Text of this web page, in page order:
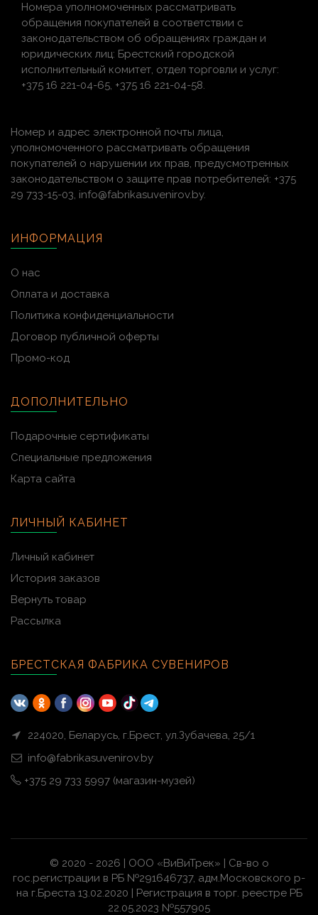
Номера уполномоченных рассматривать
обращения покупателей в соответствии с
законодательством об обращениях граждан и
юридических лиц: Брестский городской
исполнительный комитет, отдел торговли и услуг:
+375 16 221-04-65, +375 16 221-04-58.
Номер и адрес электронной почты лица,
уполномоченного рассматривать обращения
покупателей о нарушении их прав, предусмотренных
законодательством о защите прав потребителей: +375
29 733-15-03, info@fabrikasuvenirov.by.
ИНФОРМАЦИЯ
О нас
Оплата и доставка
Политика конфиденциальности
Договор публичной оферты
Промо-код
ДОПОЛНИТЕЛЬНО
Подарочные сертификаты
Специальные предложения
Карта сайта
ЛИЧНЫЙ КАБИНЕТ
Личный кабинет
История заказов
Вернуть товар
Рассылка
БРЕСТСКАЯ ФАБРИКА СУВЕНИРОВ
224020, Беларусь, г.Брест, ул.Зубачева, 25/1
info@fabrikasuvenirov.by
+375 29 733 5997 (магазин-музей)
© 2020 - 2026 | ООО «ВиВиТрек» | Св-во о
гос.регистрации в РБ №291646737, адм.Московского р-
на г.Бреста 13.02.2020 | Регистрация в торг. реестре РБ
22.05.2023 №557905